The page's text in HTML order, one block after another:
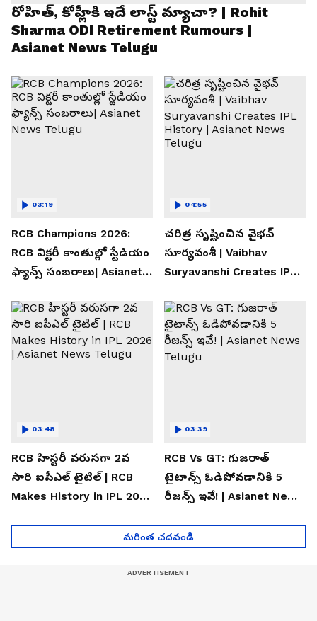
రోహిత్, కోహ్లీకి ఇదే లాస్ట్ మ్యాచా? | Rohit
Sharma ODI Retirement Rumours |
Asianet News Telugu
RCB Champions 2026:
RCB విక్టరీ కాంతుల్లో స్టేడియం
ఫ్యాన్స్ సంబరాలు| Asianet
03:19
చరిత్ర సృష్టించిన వైభవ్
సూర్యవంశీ | Vaibhav
Suryavanshi Creates IPL
Telugu
04:55
RCB హిస్టరీ వరుసగా 2వ
సారి ఐపీఎల్ టైటిల్ | RCB
Makes History in IPL 2026
03:48
RCB Vs GT: గుజరాత్
టైటాన్స్ ఓడిపోవడానికి 5
రీజన్స్ ఇవే! | Asianet News
03:39
మరింత చదవండి